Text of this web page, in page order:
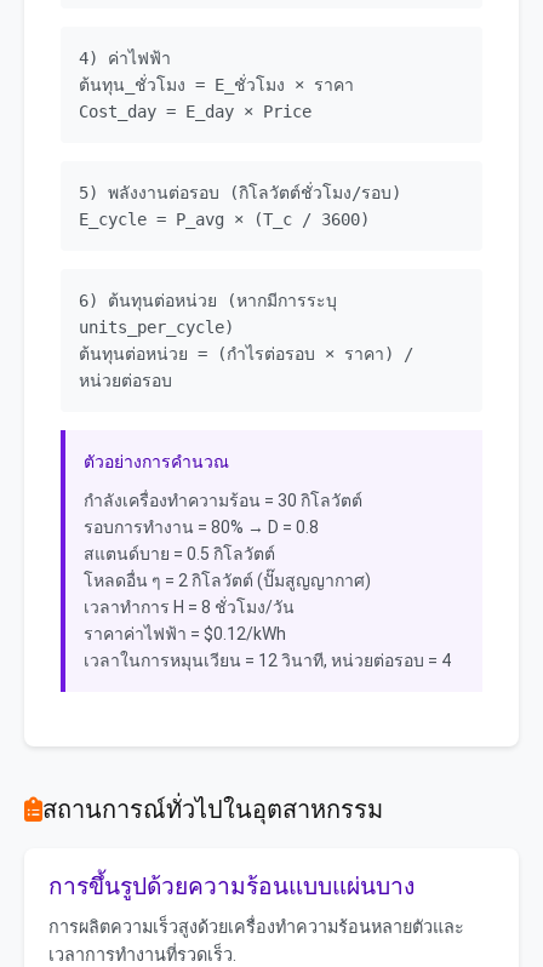
4) ค่าไฟฟ้า
ต้นทุน_ชั่วโมง = E_ชั่วโมง × ราคา
Cost_day = E_day × Price
5) พลังงานต่อรอบ (กิโลวัตต์ชั่วโมง/รอบ)
E_cycle = P_avg × (T_c / 3600)
6) ต้นทุนต่อหน่วย (หากมีการระบุ
units_per_cycle)
ต้นทุนต่อหน่วย = (กำไรต่อรอบ × ราคา) /
หน่วยต่อรอบ
ตัวอย่างการคำนวณ
กำลังเครื่องทำความร้อน = 30 กิโลวัตต์
รอบการทำงาน = 80% → D = 0.8
สแตนด์บาย = 0.5 กิโลวัตต์
โหลดอื่น ๆ = 2 กิโลวัตต์ (ปั๊มสูญญากาศ)
เวลาทำการ H = 8 ชั่วโมง/วัน
ราคาค่าไฟฟ้า = $0.12/kWh
เวลาในการหมุนเวียน = 12 วินาที, หน่วยต่อรอบ = 4
สถานการณ์ทั่วไปในอุตสาหกรรม
การขึ้นรูปด้วยความร้อนแบบแผ่นบาง
การผลิตความเร็วสูงด้วยเครื่องทำความร้อนหลายตัวและ
เวลาการทำงานที่รวดเร็ว.